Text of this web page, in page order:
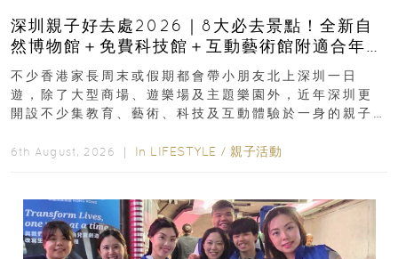
深圳親子好去處2026｜8大必去景點！全新自
然博物館＋免費科技館＋互動藝術館附適合年
齡、交通、門票、開放時間
不少香港家長周末或假期都會帶小朋友北上深圳一日
遊，除了大型商場、遊樂場及主題樂園外，近年深圳更
開設不少集教育、藝術、科技及互動體驗於一身的親子
6th August, 2026 ｜ In LIFESTYLE / 親子活動